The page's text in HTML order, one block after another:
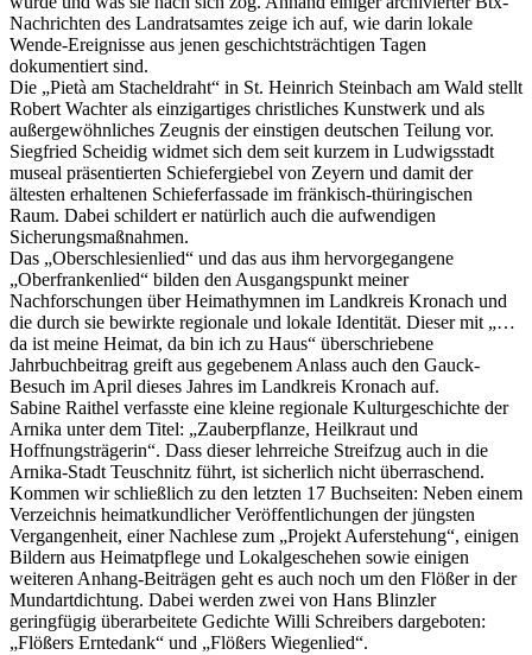
Nachrichten des Landratsamtes zeige ich auf, wie darin lokale
Wende-Ereignisse aus jenen geschichtsträchtigen Tagen
dokumentiert sind.
Die „Pietà am Stacheldraht“ in St. Heinrich Steinbach am Wald stellt
Robert Wachter als einzigartiges christliches Kunstwerk und als
außergewöhnliches Zeugnis der einstigen deutschen Teilung vor.
Siegfried Scheidig widmet sich dem seit kurzem in Ludwigsstadt
museal präsentierten Schiefergiebel von Zeyern und damit der
ältesten erhaltenen Schieferfassade im fränkisch-thüringischen
Raum. Dabei schildert er natürlich auch die aufwendigen
Sicherungsmaßnahmen.
Das „Oberschlesienlied“ und das aus ihm hervorgegangene
„Oberfrankenlied“ bilden den Ausgangspunkt meiner
Nachforschungen über Heimathymnen im Landkreis Kronach und
die durch sie bewirkte regionale und lokale Identität. Dieser mit „…
da ist meine Heimat, da bin ich zu Haus“ überschriebene
Jahrbuchbeitrag greift aus gegebenem Anlass auch den Gauck-
Besuch im April dieses Jahres im Landkreis Kronach auf.
Sabine Raithel verfasste eine kleine regionale Kulturgeschichte der
Arnika unter dem Titel: „Zauberpflanze, Heilkraut und
Hoffnungsträgerin“. Dass dieser lehrreiche Streifzug auch in die
Arnika-Stadt Teuschnitz führt, ist sicherlich nicht überraschend.
Kommen wir schließlich zu den letzten 17 Buchseiten: Neben einem
Verzeichnis heimatkundlicher Veröffentlichungen der jüngsten
Vergangenheit, einer Nachlese zum „Projekt Auferstehung“, einigen
Bildern aus Heimatpflege und Lokalgeschehen sowie einigen
weiteren Anhang-Beiträgen geht es auch noch um den Flößer in der
Mundartdichtung. Dabei werden zwei von Hans Blinzler
geringfügig überarbeitete Gedichte Willi Schreibers dargeboten:
„Flößers Erntedank“ und „Flößers Wiegenlied“.